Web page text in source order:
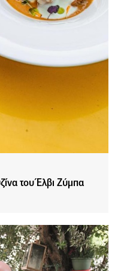
του Έλβι Ζύμπα